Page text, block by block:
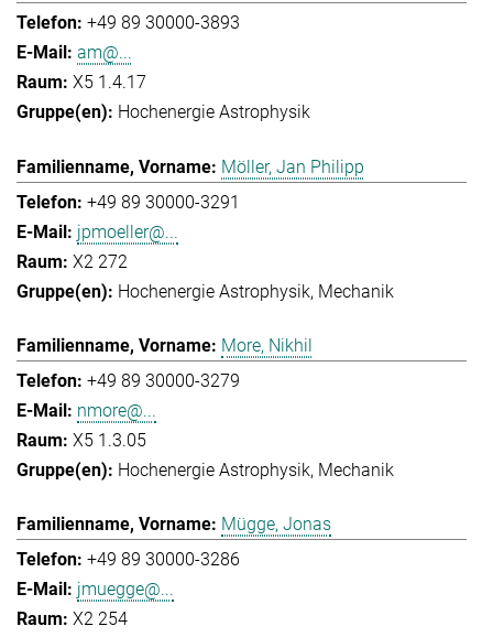
+49 89 30000-3893
am@...
X5 1.4.17
Hochenergie Astrophysik
Möller, Jan Philipp
+49 89 30000-3291
jpmoeller@...
X2 272
Hochenergie Astrophysik Mechanik
More, Nikhil
+49 89 30000-3279
nmore@...
X5 1.3.05
Hochenergie Astrophysik Mechanik
Mügge, Jonas
+49 89 30000-3286
jmuegge@...
X2 254